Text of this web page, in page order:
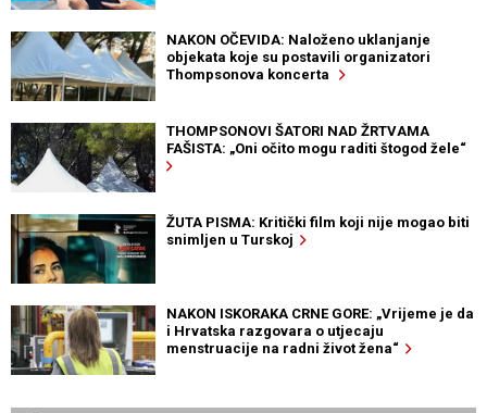
NAKON OČEVIDA: Naloženo uklanjanje
objekata koje su postavili organizatori
Thompsonova koncerta
THOMPSONOVI ŠATORI NAD ŽRTVAMA
FAŠISTA: „Oni očito mogu raditi štogod žele“
ŽUTA PISMA: Kritički film koji nije mogao biti
snimljen u Turskoj
NAKON ISKORAKA CRNE GORE: „Vrijeme je da
i Hrvatska razgovara o utjecaju
menstruacije na radni život žena“